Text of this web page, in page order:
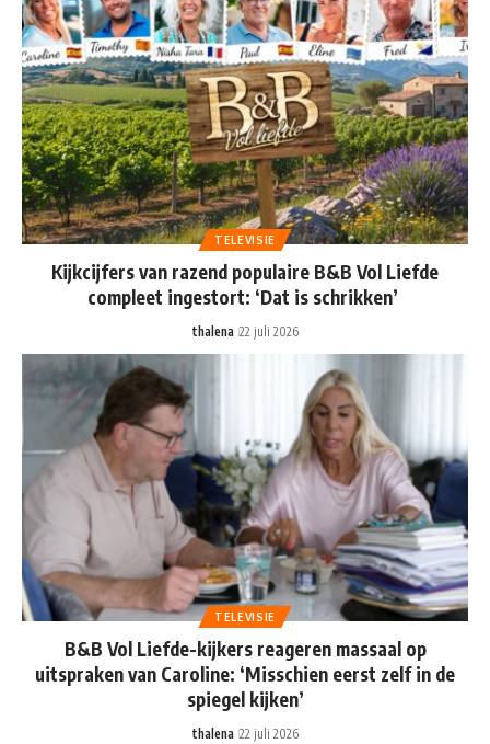
TELEVISIE
Kijkcijfers van razend populaire B&B Vol Liefde
compleet ingestort: ‘Dat is schrikken’
thalena 22 juli 2026
TELEVISIE
B&B Vol Liefde-kijkers reageren massaal op
uitspraken van Caroline: ‘Misschien eerst zelf in de
spiegel kijken’
thalena 22 juli 2026